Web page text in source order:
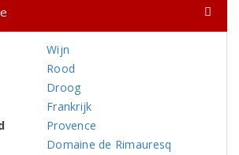
Wijn
Rood
Droog
Frankrijk
Provence
Domaine de Rimauresq